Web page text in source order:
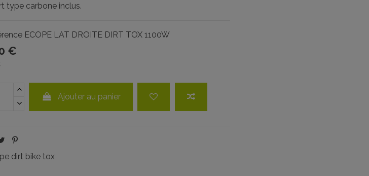
type carbone inclus.
ECOPE LAT DROITE DIRT TOX 1100W
€
Ajouter au panier
dirt bike tox